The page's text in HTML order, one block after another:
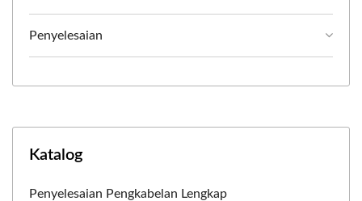
Penyelesaian
Katalog
Penyelesaian Pengkabelan Lengkap